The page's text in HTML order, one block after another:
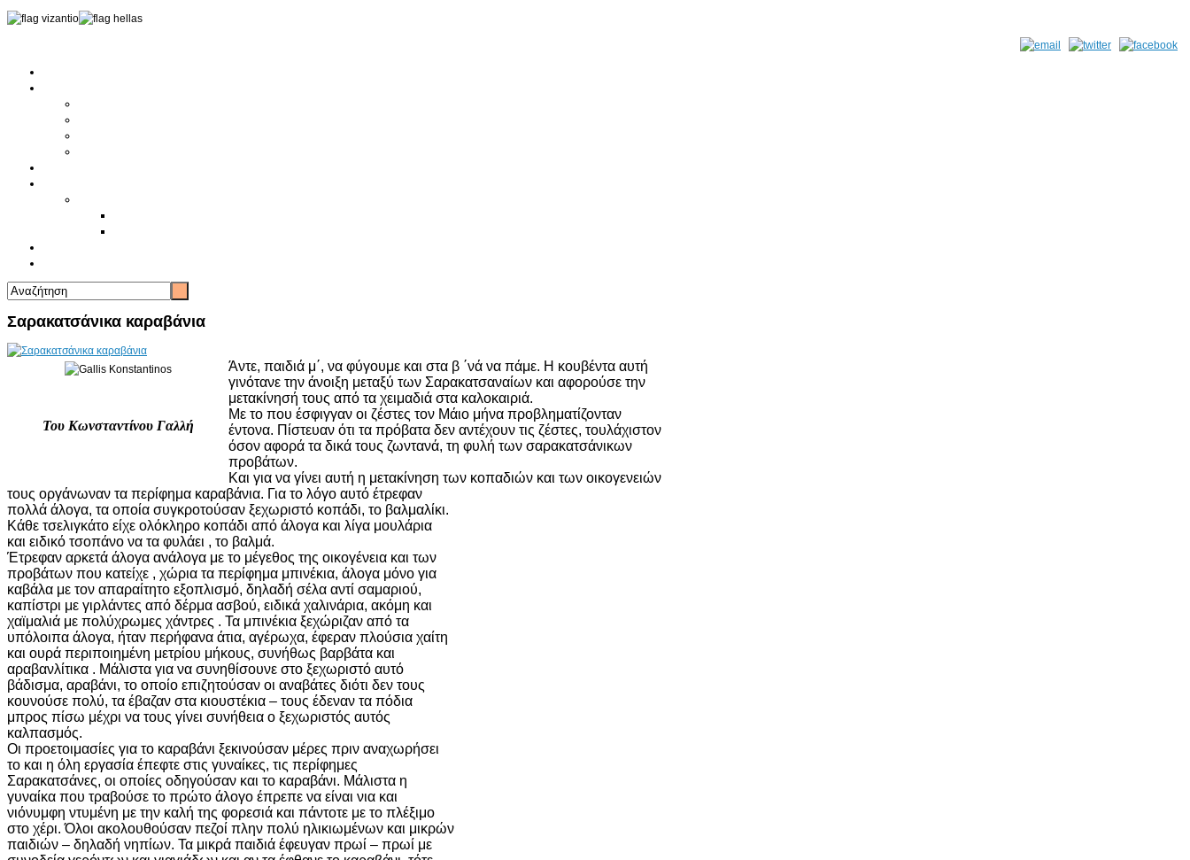
Σαρακατσάνικα καραβάνια
Του Κωνσταντίνου Γαλλή
Άντε, παιδιά μ΄, να φύγουμε και στα β ΄νά να πάμε. Η κουβέντα αυτή
γινότανε την άνοιξη μεταξύ των Σαρακατσαναίων και αφορούσε την
μετακίνησή τους από τα χειμαδιά στα καλοκαιριά.
Με το που έσφιγγαν οι ζέστες τον Μάιο μήνα προβληματίζονταν
έντονα. Πίστευαν ότι τα πρόβατα δεν αντέχουν τις ζέστες, τουλάχιστον
όσον αφορά τα δικά τους ζωντανά, τη φυλή των σαρακατσάνικων
προβάτων.
Και για να γίνει αυτή η μετακίνηση των κοπαδιών και των οικογενειών
τους οργάνωναν τα περίφημα καραβάνια. Για το λόγο αυτό έτρεφαν
πολλά άλογα, τα οποία συγκροτούσαν ξεχωριστό κοπάδι, το βαλμαλίκι.
Κάθε τσελιγκάτο είχε ολόκληρο κοπάδι από άλογα και λίγα μουλάρια
και ειδικό τσοπάνο να τα φυλάει , το βαλμά.
Έτρεφαν αρκετά άλογα ανάλογα με το μέγεθος της οικογένεια και των
προβάτων που κατείχε , χώρια τα περίφημα μπινέκια, άλογα μόνο για
καβάλα με τον απαραίτητο εξοπλισμό, δηλαδή σέλα αντί σαμαριού,
καπίστρι με γιρλάντες από δέρμα ασβού, ειδικά χαλινάρια, ακόμη και
χαϊμαλιά με πολύχρωμες χάντρες . Τα μπινέκια ξεχώριζαν από τα
υπόλοιπα άλογα, ήταν περήφανα άτια, αγέρωχα, έφεραν πλούσια χαίτη
και ουρά περιποιημένη μετρίου μήκους, συνήθως βαρβάτα και
αραβανλίτικα . Μάλιστα για να συνηθίσουνε στο ξεχωριστό αυτό
βάδισμα, αραβάνι, το οποίο επιζητούσαν οι αναβάτες διότι δεν τους
κουνούσε πολύ, τα έβαζαν στα κιουστέκια – τους έδεναν τα πόδια
μπρος πίσω μέχρι να τους γίνει συνήθεια ο ξεχωριστός αυτός
καλπασμός.
Οι προετοιμασίες για το καραβάνι ξεκινούσαν μέρες πριν αναχωρήσει
το και η όλη εργασία έπεφτε στις γυναίκες, τις περίφημες
Σαρακατσάνες, οι οποίες οδηγούσαν και το καραβάνι. Μάλιστα η
γυναίκα που τραβούσε το πρώτο άλογο έπρεπε να είναι νια και
νιόνυμφη ντυμένη με την καλή της φορεσιά και πάντοτε με το πλέξιμο
στο χέρι. Όλοι ακολουθούσαν πεζοί πλην πολύ ηλικιωμένων και μικρών
παιδιών – δηλαδή νηπίων. Τα μικρά παιδιά έφευγαν πρωί – πρωί με